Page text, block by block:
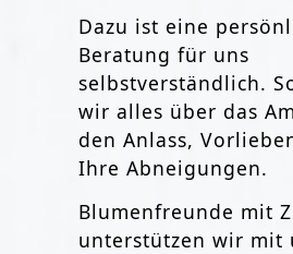
Dazu ist eine
Beratung für uns
selbstverständlich.
wir alles über das
den Anlass,
Ihre Abneigungen.
Blumenfreunde mit
unterstützen wir mit